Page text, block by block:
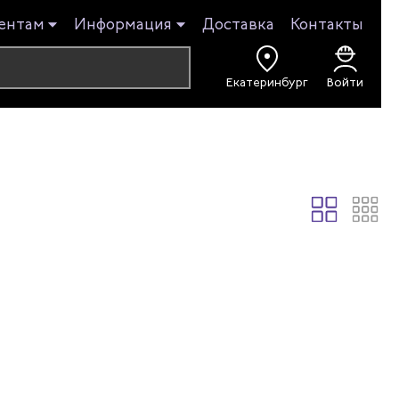
Информация Доставка Контакты
Екатеринбург Войти